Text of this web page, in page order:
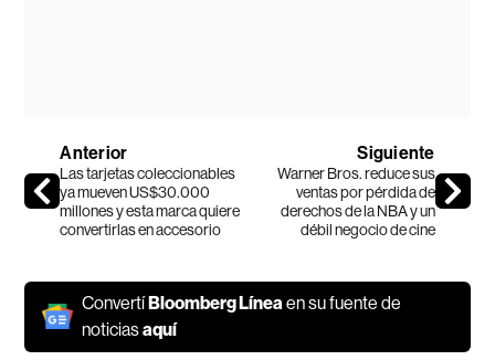
Anterior
Las tarjetas coleccionables
ya mueven US$30.000
millones y esta marca quiere
convertirlas en accesorio
Siguiente
Warner Bros. reduce sus
ventas por pérdida de
derechos de la NBA y un
débil negocio de cine
ConvertíBloomberg Línea en su fuente de
noticiasaquí